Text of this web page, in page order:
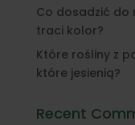
Co dosadzić do
traci kolor?
Które rośliny z
które jesienią?
Recent